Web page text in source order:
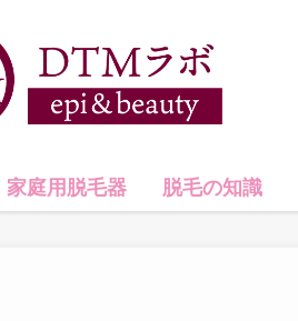
家庭用脱毛器 脱毛の知識